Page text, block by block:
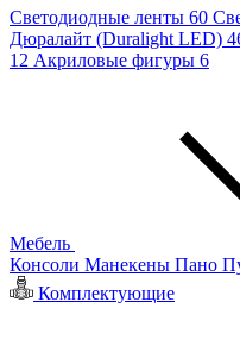
Светодиодные ленты 60
Дюралайт (Duralight LED)
12 Акриловые фигуры 6
Мебель
Консоли Манекены Пано
Комплектующие